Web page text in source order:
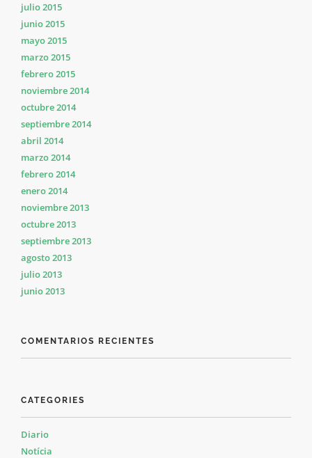
julio 2015
junio 2015
mayo 2015
marzo 2015
febrero 2015
noviembre 2014
octubre 2014
septiembre 2014
abril 2014
marzo 2014
febrero 2014
enero 2014
noviembre 2013
octubre 2013
septiembre 2013
agosto 2013
julio 2013
junio 2013
COMENTARIOS RECIENTES
CATEGORIES
Diario
Notícia